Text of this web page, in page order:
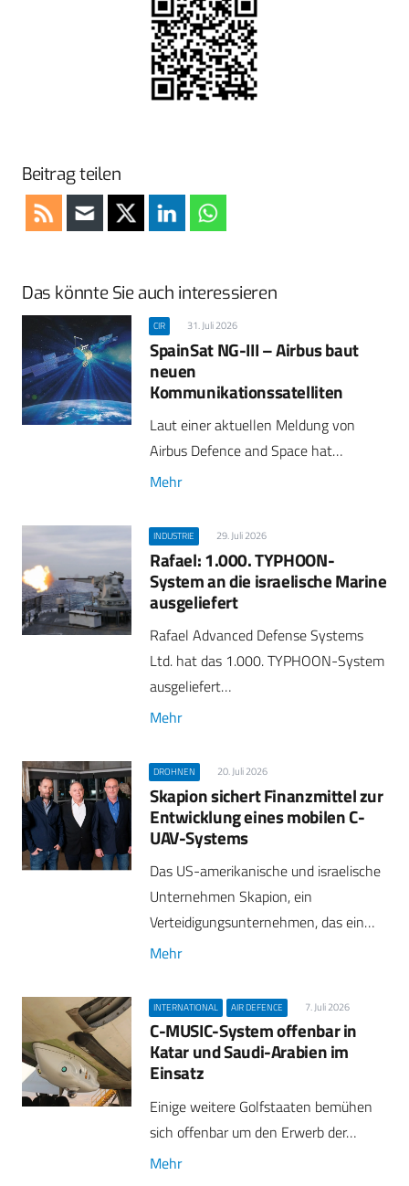
Beitrag teilen
Das könnte Sie auch interessieren
CIR 31. Juli 2026
SpainSat NG-III – Airbus baut
neuen
Kommunikationssatelliten
Laut einer aktuellen Meldung von
Airbus Defence and Space hat…
Mehr
INDUSTRIE 29. Juli 2026
Rafael: 1.000. TYPHOON-
System an die israelische Marine
ausgeliefert
Rafael Advanced Defense Systems
Ltd. hat das 1.000. TYPHOON-System
ausgeliefert…
Mehr
DROHNEN 20. Juli 2026
Skapion sichert Finanzmittel zur
Entwicklung eines mobilen C-
UAV-Systems
Das US-amerikanische und israelische
Unternehmen Skapion, ein
Verteidigungsunternehmen, das ein…
Mehr
INTERNATIONAL AIR DEFENCE 7. Juli 2026
C-MUSIC-System offenbar in
Katar und Saudi-Arabien im
Einsatz
Einige weitere Golfstaaten bemühen
sich offenbar um den Erwerb der…
Mehr